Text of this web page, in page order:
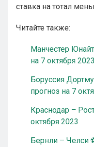
ставка на тотал
Читайте также:
Манчестер
на 7 октября 2023
Боруссия
прогноз на 7
Краснодар –
октября 2023
Бернли – Челси